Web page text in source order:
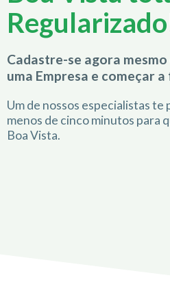
Cadastre-se agora
uma Empresa e começar
Um de nossos especialistas te
menos de cinco minutos para
Boa Vista.